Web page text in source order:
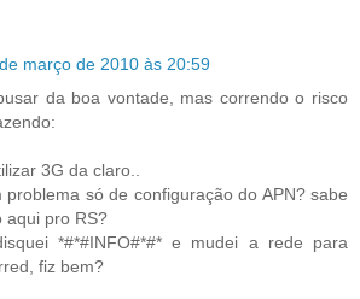
março de 2010 às 20:59
da boa vontade, mas correndo o risco
3G da claro..
só de configuração do APN? sabe
aqui pro RS?
*#*#INFO#*#* e mudei a rede para
fiz bem?